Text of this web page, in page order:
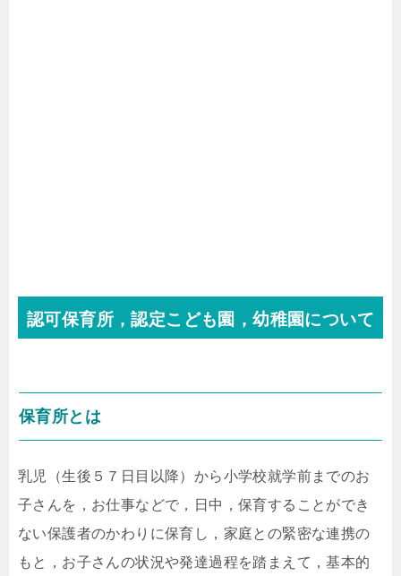
認可保育所，認定こども園，幼稚園について
保育所とは
乳児（生後５７日目以降）から小学校就学前までのお
子さんを，お仕事などで，日中，保育することができ
ない保護者のかわりに保育し，家庭との緊密な連携の
もと，お子さんの状況や発達過程を踏まえて，基本的